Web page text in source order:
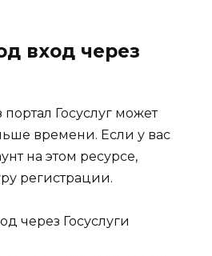
вход через
Госуслуг может
времени. Если у вас
на этом ресурсе,
регистрации.